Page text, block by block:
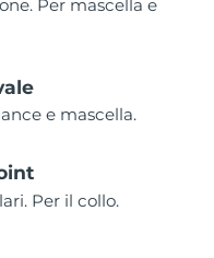
Per mascella e
e mascella.
Per il collo.